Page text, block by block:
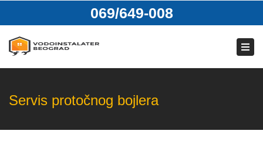
069/649-008
Servis protočnog bojlera